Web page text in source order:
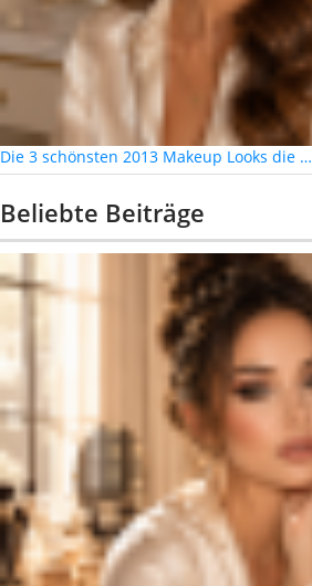
Die 3 schönsten 2013 Makeup Looks die …
Beliebte Beiträge